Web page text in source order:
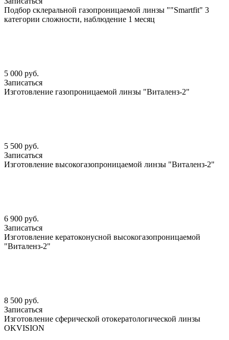
Подбор склеральной газопроницаемой линзы ""Smartfit" 3
категории сложности, наблюдение 1 месяц
5 000 руб.
Записаться
Изготовление газопроницаемой линзы "Виталенз-2"
5 500 руб.
Записаться
Изготовление высокогазопроницаемой линзы "Виталенз-2"
6 900 руб.
Записаться
Изготовление кератоконусной высокогазопроницаемой
"Виталенз-2"
8 500 руб.
Записаться
Изготовление сферической отокератологической линзы
OKVISION